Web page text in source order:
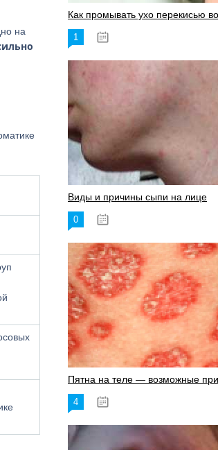
на
Как промывать ухо перекисью
1
Виды и причины сыпи на лице
0
Пятна на теле — возможные
4